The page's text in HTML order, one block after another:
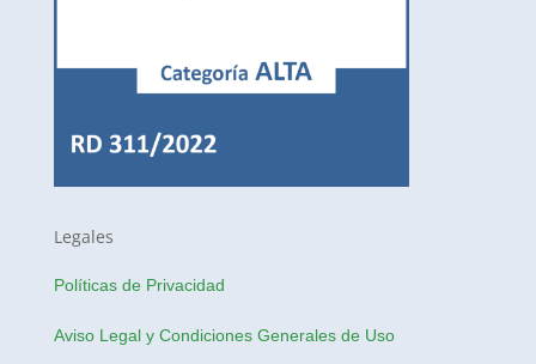
Legales
Políticas de Privacidad
Aviso Legal y Condiciones Generales de Uso